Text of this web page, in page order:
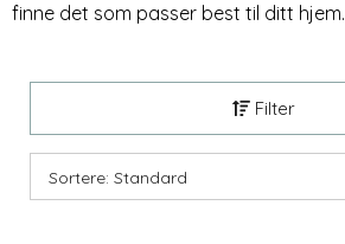
finne det som passer best til ditt hjem.
Filter
Sortere: Standard